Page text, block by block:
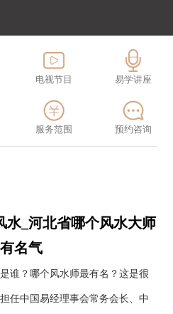
电视节目 易学讲座
服务范围 预约咨询
水_河北省哪个风水大师
名气
谁？哪个风水师最有名？这是很
任中国易经理事会常务会长、中